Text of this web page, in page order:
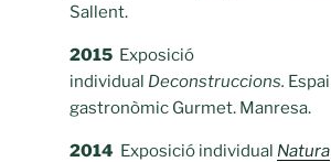
Sallent.
2015Exposició
individual Deconstruccions. Espai
gastronòmic Gurmet. Manresa.
2014 Exposició individual Natura